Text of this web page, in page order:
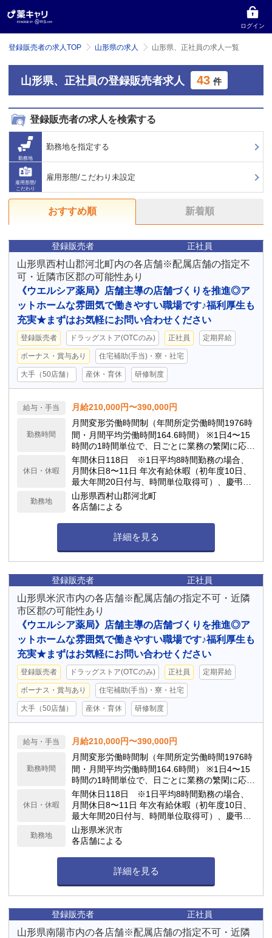
ログイン
登録販売者の求人TOP 山形県の求人 山形県、正社員の求人一覧
山形県、正社員の登録販売者求人 43 件
登録販売者の求人を検索する
勤務地
勤務地を指定する
雇用形態/
こだわり
雇用形態/こだわり未設定
おすすめ順 新着順
登録販売者 正社員
山形県西村山郡河北町内の各店舗※配属店舗の指定不
可・近隣市区郡の可能性あり
《ウエルシア薬局》店舗主導の店舗づくりを推進◎ア
ットホームな雰囲気で働きやすい職場です♪福利厚生も
充実★まずはお気軽にお問い合わせください
登録販売者 ドラッグストア(OTCのみ) 正社員 定期昇給
ボーナス・賞与あり 住宅補助(手当)・寮・社宅
大手（50店舗） 産休・育休 研修制度
給与・手当 月給210,000円〜390,000円
勤務時間
月間変形労働時間制（年間所定労働時間1976時
間・月間平均労働時間164.6時間） ※1日4〜15
時間の1時間単位で、日ごとに業務の繁閑に応じ
て勤務時間を設定します。
休日・休暇
年間休日118日 ※1日平均8時間勤務の場合、
月間休日8〜11日 年次有給休暇（初年度10日、
最大年間20日付与、時間単位取得可）、慶弔休
暇、子の看護休暇、介護休暇 他
勤務地
山形県西村山郡河北町
各店舗による
詳細を見る
登録販売者 正社員
山形県米沢市内の各店舗※配属店舗の指定不可・近隣
市区郡の可能性あり
《ウエルシア薬局》店舗主導の店舗づくりを推進◎ア
ットホームな雰囲気で働きやすい職場です♪福利厚生も
充実★まずはお気軽にお問い合わせください
登録販売者 ドラッグストア(OTCのみ) 正社員 定期昇給
ボーナス・賞与あり 住宅補助(手当)・寮・社宅
大手（50店舗） 産休・育休 研修制度
給与・手当 月給210,000円〜390,000円
勤務時間
月間変形労働時間制（年間所定労働時間1976時
間・月間平均労働時間164.6時間） ※1日4〜15
時間の1時間単位で、日ごとに業務の繁閑に応じ
て勤務時間を設定します。
休日・休暇
年間休日118日 ※1日平均8時間勤務の場合、
月間休日8〜11日 年次有給休暇（初年度10日、
最大年間20日付与、時間単位取得可）、慶弔休
暇、子の看護休暇、介護休暇 他
勤務地
山形県米沢市
各店舗による
詳細を見る
登録販売者 正社員
山形県南陽市内の各店舗※配属店舗の指定不可・近隣